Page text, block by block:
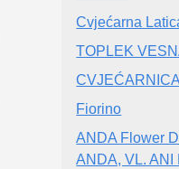
Cvjećarna
TOPLEK
Fiorino
ANDA Flower
ANDA, VL. ANI